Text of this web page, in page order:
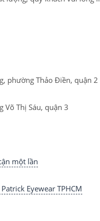
phường Thảo Điền, quận 2
Võ Thị Sáu, quận 3
một lần
Eyewear TPHCM